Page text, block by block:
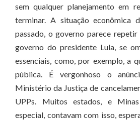
sem qualquer planejamento em
terminar. A situação econômica
passado, o governo parece
governo do presidente Lula, se
essenciais, como, por exemplo, a
pública. É vergonhoso o
Ministério da Justiça de
UPPs. Muitos estados, e
especial, contavam com isso,